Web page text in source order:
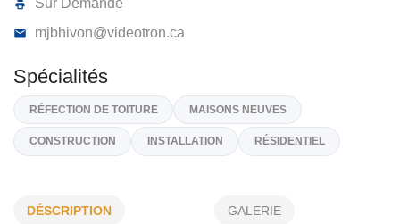
M.J.B. CONSTRUCTION ENR
1T0
(450) 880-0233
Sur Demande
DÉSCRIPTION GALERIE